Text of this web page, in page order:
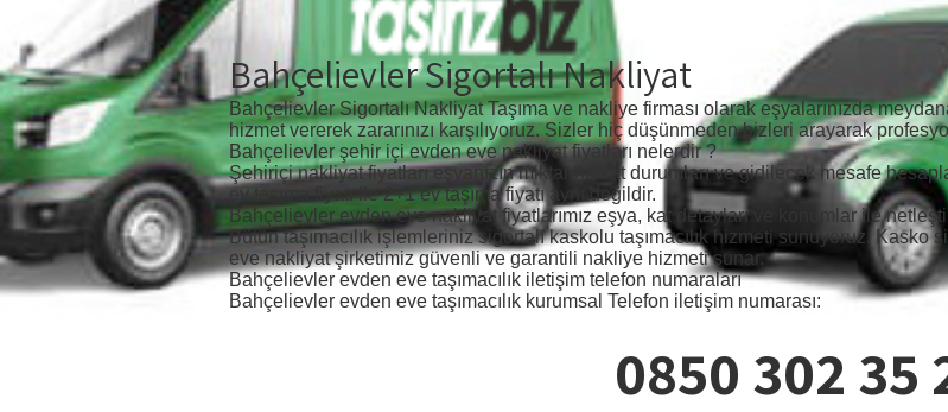
Bahçelievler Sigortalı Nakliyat
Bahçelievler Sigortalı Nakliyat Taşıma ve nakliye firması olarak eşyalarınızda
hizmet vererek zararınızı karşılıyoruz. Sizler hiç düşünmeden bizleri arayarak
Bahçelievler şehir içi evden eve nakliyat fiyatları nelerdir ?
Şehiriçi nakliyat fiyatları eşyanızın miktarına kat durumları ve gidilecek mesafe
ev taşıma fiyatı ile 2+1 ev taşıma fiyatı aynı değildir.
Bahçelievler evden eve nakliyat fiyatlarımız eşya, kat detayları ve konumlar ile
Bütün taşımacılık işlemleriniz sigortalı kaskolu taşımacılık hizmeti sunuyoruz. Kasko
eve nakliyat şirketimiz güvenli ve garantili nakliye hizmeti sunar.
Bahçelievler evden eve taşımacılık iletişim telefon numaraları
Bahçelievler evden eve taşımacılık kurumsal Telefon iletişim numarası:
0850 302 35